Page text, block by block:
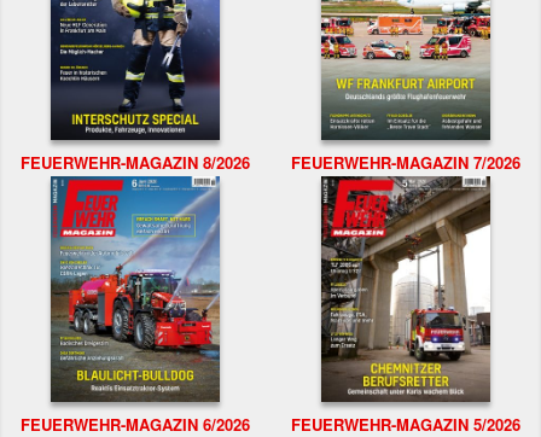
FEUERWEHR-MAGAZIN 8/2026 FEUERWEHR-MAGAZIN 7/2026
FEUERWEHR-MAGAZIN 6/2026 FEUERWEHR-MAGAZIN 5/2026